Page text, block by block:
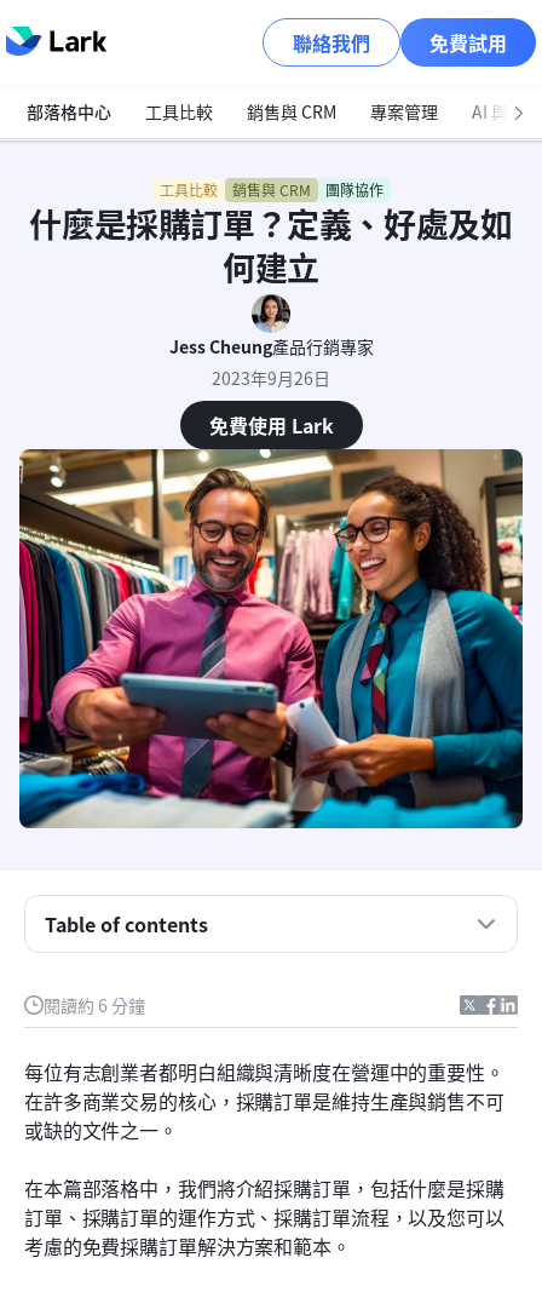
聯絡我們 免費試用
部落格中心 工具比較 銷售與 CRM 專案管理 AI 與自
工具比較 銷售與 CRM 團隊協作
什麼是採購訂單？定義、好處及如
何建立
Jess Cheung產品行銷專家
2023年9月26日
免費使用 Lark
閱讀約 6 分鐘
每位有志創業者都明白組織與清晰度在營運中的重要性。
在許多商業交易的核心，採購訂單是維持生產與銷售不可
或缺的文件之一。
在本篇部落格中，我們將介紹採購訂單，包括什麼是採購
訂單、採購訂單的運作方式、採購訂單流程，以及您可以
考慮的免費採購訂單解決方案和範本。
Table of contents
採購訂單定義
採購訂單是如何運作的？
採購訂單範本長什麼樣子？
如何建立採購訂單？
為什麼正確且最新的採購訂單很重要？
結論